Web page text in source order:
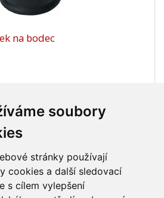
soubory
stránky používají
cookies a další sledovací
s cílem vylepšení
na bodec